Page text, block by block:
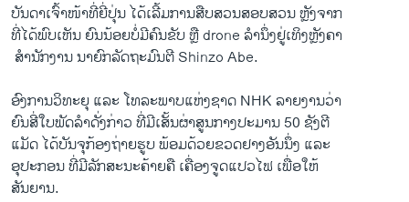
ລາຍການກະຈາຍສຽງ
ລາຍງານ
ຕິດຕາມພວກເຮົາ ທີ່
ພາສາຕ່າງໆ
ບັນດາ​ເຈົ້າໜ້າ​ທີ່​ຍີ່ປຸ່ນ ໄດ້ເລີ້ມການ​ສືບສວນ​ສອບ​ສວນ ຫຼັງຈາກ
​ທີ່​ໄດ້​ພົບ​ເຫັນ ​ຍົນ​ນ້ອຍບໍ່​ມີ​ຄົນ​ຂັບ ຫຼື​ drone ລຳນຶ່ງຢູ່​ເທິງ​ຫຼັງຄາ
​ ສຳນັກງານ ນາຍົກ​ລັດຖະມົນຕີ Shinzo Abe.
ອົງການວິທະຍຸ ແລະ ໂທລະພາບ​ແຫ່ງຊາດ NHK ລາຍງານວ່າ
ຍົນ​ສີ່ໃບ​ພັດລຳ​ດັ່ງກ່າວ ທີ່ມີເສັ້ນຜ່າສູນກາງປະ​ມານ 50 ຊັງ​ຕີ
​ແມັດ ໄດ້ບັນຈຸ​ກ້ອງຖ່າຍ​ຮູບ ພ້ອມ​ດ້ວຍ​ຂວດ​ຢາງອັນ​ນຶ່ງ ​ແລະ
ອຸປະກອນ ທີ່ມີລັກສະນະຄ້າຍຄື ເຄື່ອງຈູດແປວ​ໄຟ ເພື່ອໃຫ້
ສັນຍານ.